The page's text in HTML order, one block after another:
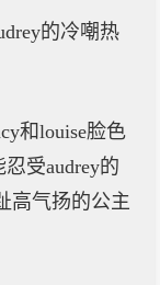
的冷嘲热
和louise脸色
受audrey的
高气扬的公主